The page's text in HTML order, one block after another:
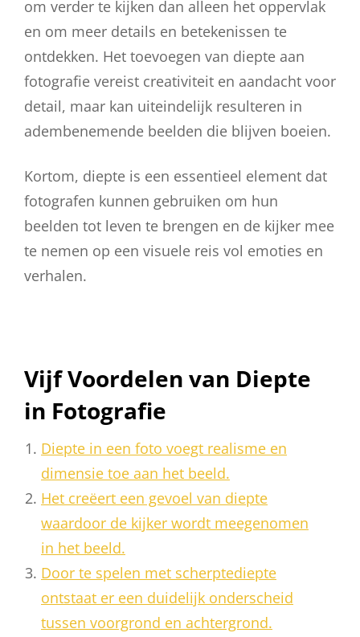
om verder te kijken dan alleen het oppervlak
en om meer details en betekenissen te
ontdekken. Het toevoegen van diepte aan
fotografie vereist creativiteit en aandacht voor
detail, maar kan uiteindelijk resulteren in
adembenemende beelden die blijven boeien.
Kortom, diepte is een essentieel element dat
fotografen kunnen gebruiken om hun
beelden tot leven te brengen en de kijker mee
te nemen op een visuele reis vol emoties en
verhalen.
Vijf Voordelen van Diepte
in Fotografie
Diepte in een foto voegt realisme en
dimensie toe aan het beeld.
Het creëert een gevoel van diepte
waardoor de kijker wordt meegenomen
in het beeld.
Door te spelen met scherptediepte
ontstaat er een duidelijk onderscheid
tussen voorgrond en achtergrond.